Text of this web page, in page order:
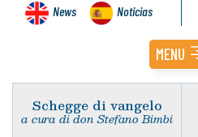
News Noticias
MENU
Schegge di vangelo
a cura di don Stefano Bimbi